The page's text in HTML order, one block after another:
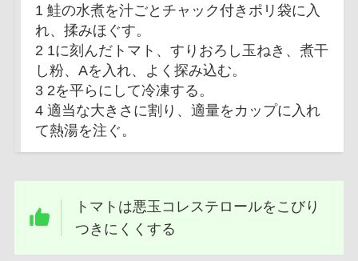
1 鮭の水煮を汁ごとチャック付きポリ袋に入
れ、揉みほぐす。
2 1に刻んだトマト、すりおろし玉ねき、煮干
し粉、Aを入れ、よく探み込む。
3 2を平らにして冷凍する。
4 適当な大きさに割り、適量をカップに入れ
て熱湯を注ぐ。
トマトは悪玉コレステロールをこびり
つきにくくする